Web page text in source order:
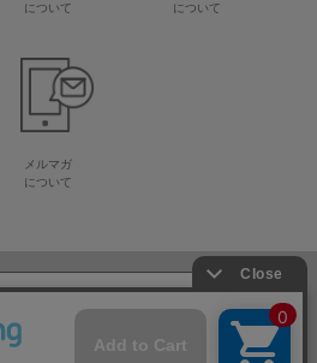
について
について
メルマガ
について
糸・手芸材料の専門店